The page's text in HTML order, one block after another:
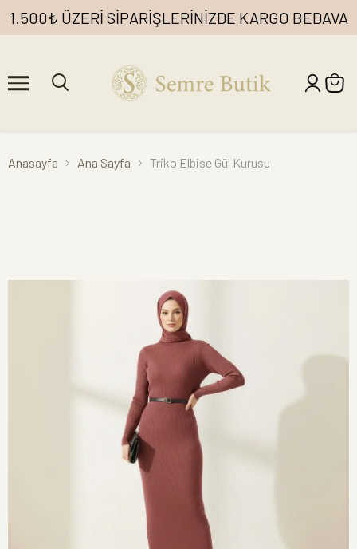
1.500₺ ÜZERİ SİPARİŞLERİNİZDE KARGO BEDAVA
Anasayfa Ana Sayfa Triko Elbise Gül Kurusu